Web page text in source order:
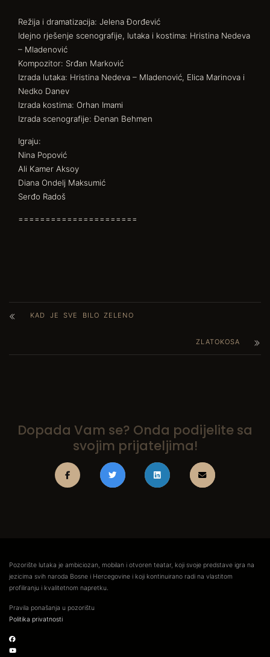
Režija i dramatizacija: Jelena Đorđević
Idejno rješenje scenografije, lutaka i kostima: Hristina Nedeva
– Mladenović
Kompozitor: Srđan Marković
Izrada lutaka: Hristina Nedeva – Mladenović, Elica Marinova i
Nedko Danev
Izrada kostima: Orhan Imami
Izrada scenografije: Đenan Behmen
Igraju:
Nina Popović
Ali Kamer Aksoy
Diana Ondelj Maksumić
Serđo Radoš
======================
KAD JE SVE BILO ZELENO
ZLATOKOSA
Dopada Vam se? Onda podijelite sa
svojim prijateljima!
Pozorište lutaka je ambiciozan, mobilan i otvoren teatar, koji svoje predstave igra na
jezicima svih naroda Bosne i Hercegovine i koji kontinuirano radi na vlastitom
profiliranju i kvalitetnom napretku.
Pravila ponašanja u pozorištu
Politika privatnosti